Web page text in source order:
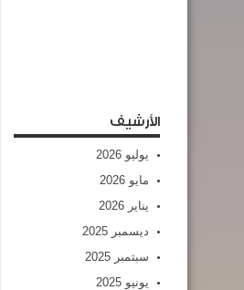
الأرشيف
يوليو 2026
مايو 2026
يناير 2026
ديسمبر 2025
سبتمبر 2025
يونيو 2025